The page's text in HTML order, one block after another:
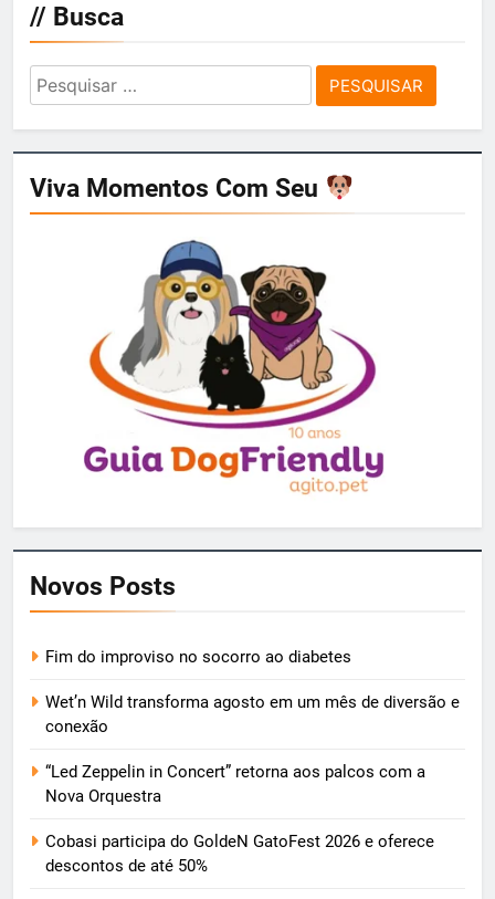
// Busca
Pesquisar
por:
Viva Momentos Com Seu
Novos Posts
Fim do improviso no socorro ao diabetes
Wet’n Wild transforma agosto em um mês de diversão e
conexão
“Led Zeppelin in Concert” retorna aos palcos com a
Nova Orquestra
Cobasi participa do GoldeN GatoFest 2026 e oferece
descontos de até 50%